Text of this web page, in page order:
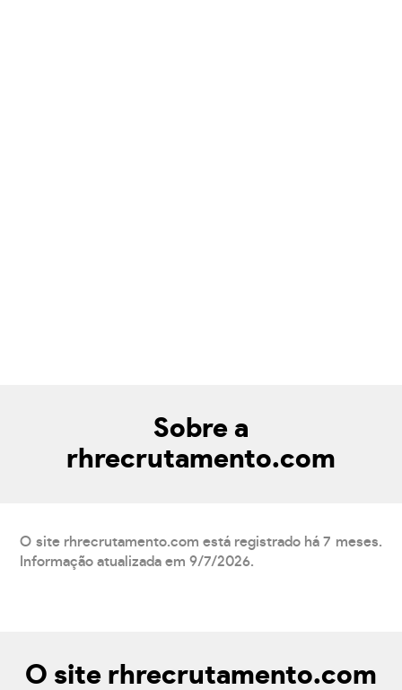
Sobre a
rhrecrutamento.com
O site rhrecrutamento.com está registrado há 7 meses.
Informação atualizada em 9/7/2026.
O site rhrecrutamento.com